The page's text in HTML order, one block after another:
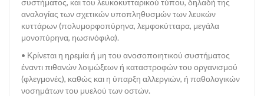
ΘΕΣΕΙΣ ΕΡΓΑΣΙΑΣ
συστήματος, και του λευκοκυτταρικού τύπου, δηλαδή της
αναλογίας των σχετικών υποπληθυσμών των λευκών
κυττάρων (πολυμορφοπύρηνα, λεμφοκύτταρα, μεγάλα
μονοπύρηνα, ηωσινόφιλα).
• Κρίνεται η ηρεμία ή μη του ανοσοποιητικού συστήματος
έναντι πιθανών λοιμώξεων ή καταστροφών του οργανισμού
(φλεγμονές), καθώς και η ύπαρξη αλλεργιών, ή παθολογικών
νοσημάτων του μυελού των οστών.